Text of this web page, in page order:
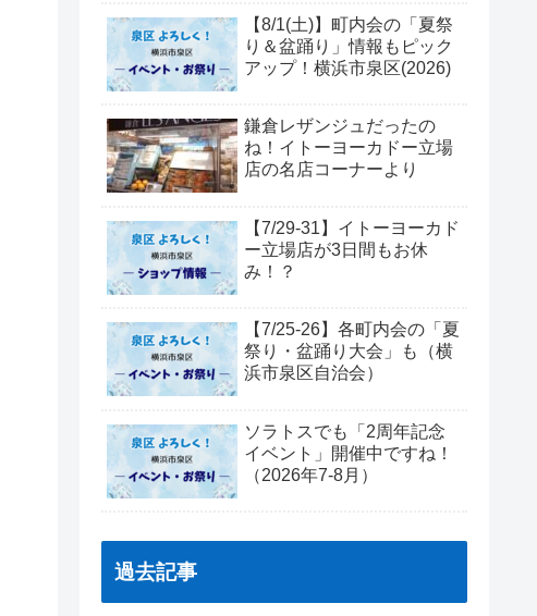
【8/1(土)】町内会の「夏祭
り＆盆踊り」情報もピック
アップ！横浜市泉区(2026)
鎌倉レザンジュだったの
ね！イトーヨーカドー立場
店の名店コーナーより
【7/29-31】イトーヨーカド
ー立場店が3日間もお休
み！？
【7/25-26】各町内会の「夏
祭り・盆踊り大会」も（横
浜市泉区自治会）
ソラトスでも「2周年記念
イベント」開催中ですね！
（2026年7-8月）
過去記事